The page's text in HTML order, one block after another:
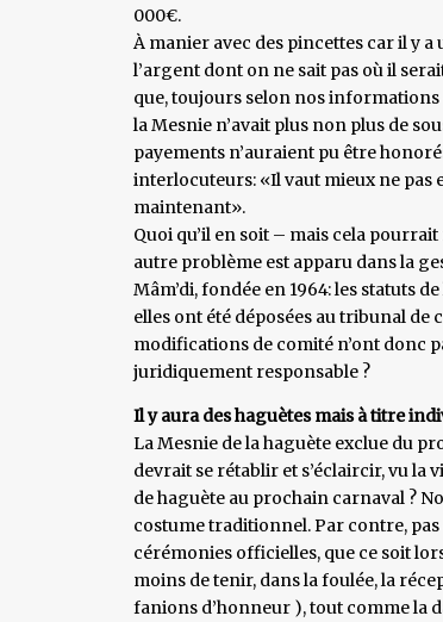
000€.
À manier avec des pincettes car il y
l’argent dont on ne sait pas où il
que, toujours selon nos informations
la Mesnie n’avait plus non plus de
payements n’auraient pu être
interlocuteurs: «Il vaut mieux ne pas
maintenant».
Quoi qu’il en soit – mais cela
autre problème est apparu dans la
Mâm’di, fondée en 1964: les statuts
elles ont été déposées au tribunal
modifications de comité n’ont donc
juridiquement responsable ?
Il y aura des haguètes mais à titre
La Mesnie de la haguète exclue du
devrait se rétablir et s’éclaircir, vu la
de haguète au prochain carnaval ?
costume traditionnel. Par contre, pas
cérémonies officielles, que ce soit
moins de tenir, dans la foulée, la
fanions d’honneur ), tout comme la